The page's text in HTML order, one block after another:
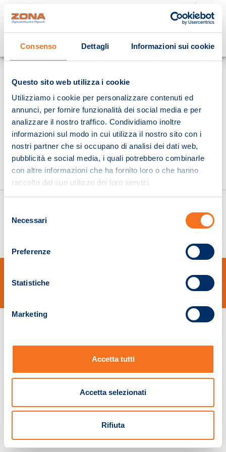
Consenso Dettagli Informazioni sui cookie
Questo sito web utilizza i cookie
Utilizziamo i cookie per personalizzare contenuti ed
annunci, per fornire funzionalità dei social media e per
analizzare il nostro traffico. Condividiamo inoltre
informazioni sul modo in cui utilizza il nostro sito con i
nostri partner che si occupano di analisi dei dati web,
pubblicità e social media, i quali potrebbero combinarle
con altre informazioni che ha fornito loro o che hanno
raccolto dal suo utilizzo dei loro servizi.
delNecessari
Preferenze
Statistiche
Marketing
Accetta tutti
Accetta selezionati
Rifiuta
Cosa stai cercando?
Pistoia 01680210505 – R.E.A. n.155974 - Cap.Soc. € 2.000.000,00 i.v. La
Società adotta il Codice Etico D.lgs. 231/01